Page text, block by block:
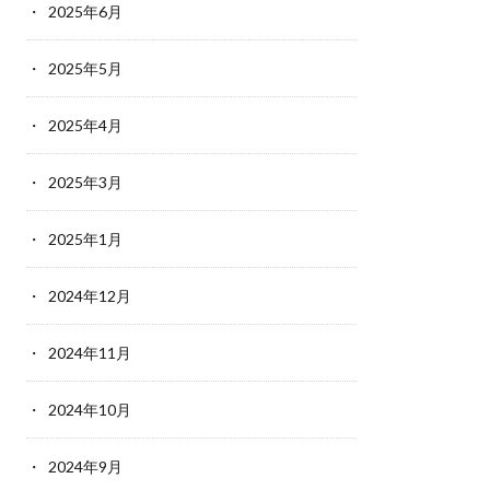
2025年6月
2025年5月
2025年4月
2025年3月
2025年1月
2024年12月
2024年11月
2024年10月
2024年9月